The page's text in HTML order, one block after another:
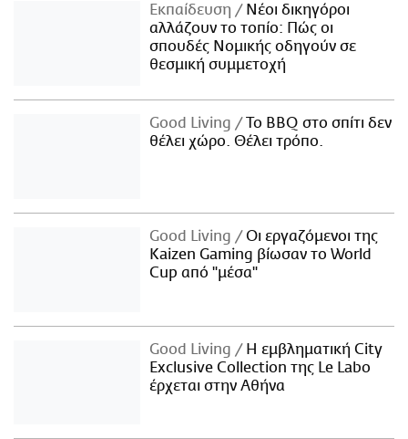
Εκπαίδευση
Νέοι δικηγόροι
αλλάζουν το τοπίο: Πώς οι
σπουδές Νομικής οδηγούν σε
θεσμική συμμετοχή
Good Living
Το BBQ στο σπίτι δεν
θέλει χώρο. Θέλει τρόπο.
Good Living
Οι εργαζόμενοι της
Kaizen Gaming βίωσαν το World
Cup από "μέσα"
Good Living
Η εμβληματική City
Exclusive Collection της Le Labo
έρχεται στην Αθήνα